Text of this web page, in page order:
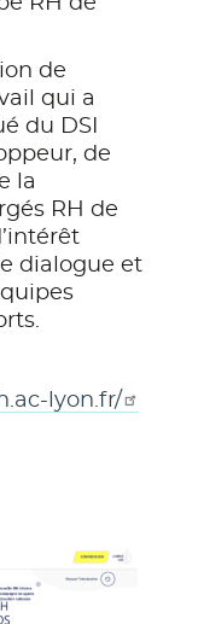
de
qui a
du DSI
de
la
RH de
dialogue et
lyon.fr/